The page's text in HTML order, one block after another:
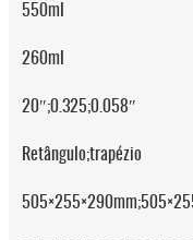
550ml
260ml
20″;0.325;0.058″
Retângulo;trapézio